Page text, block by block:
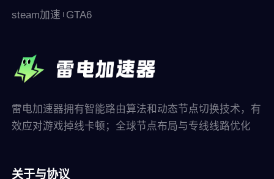
steam加速 GTA6
雷电加速器拥有智能路由算法和动态节点切换技术，有
效应对游戏掉线卡顿；全球节点布局与专线线路优化
关于与协议